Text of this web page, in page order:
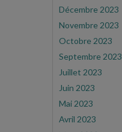
Décembre 2023
Novembre 2023
Octobre 2023
Septembre 2023
Juillet 2023
Juin 2023
Mai 2023
Avril 2023